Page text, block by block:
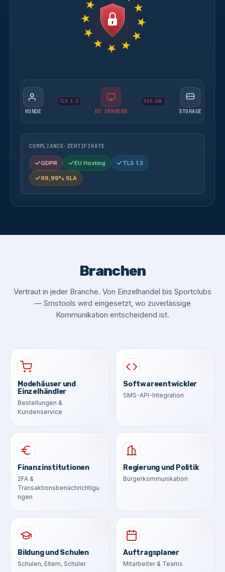
KUNDE
TLS 1.3
EU SERVERS
AES-256
STORAGE
COMPLIANCE-ZERTIFIKATE
GDPR EU Hosting TLS 1.3
99,99% SLA
Branchen
Vertraut in jeder Branche. Von Einzelhandel bis Sportclubs
— Smstools wird eingesetzt, wo zuverlässige
Kommunikation entscheidend ist.
Modehäuser und
Einzelhändler
Bestellungen &
Kundenservice
Softwareentwickler
SMS-API-Integration
Finanzinstitutionen
2FA &
Transaktionsbenachrichtigu
ngen
Regierung und Politik
Bürgerkommunikation
Bildung und Schulen
Schulen, Eltern, Schüler
Auftragsplaner
Mitarbeiter & Teams